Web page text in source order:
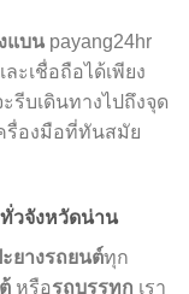
แบน payang24hr
ะเชื่อถือได้เพียง
รีบเดินทางไปถึงจุด
รื่องมือที่ทันสมัย
วจังหวัดน่าน
ยางรถยนต์ทุก
หรือรถบรรทุก เรา